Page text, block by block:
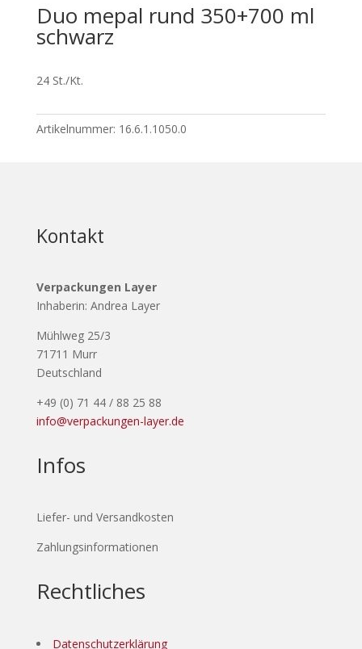
Duo mepal rund 350+700 ml
schwarz
24 St./Kt.
Artikelnummer: 16.6.1.1050.0
Kontakt
Verpackungen Layer
Inhaberin: Andrea Layer
Mühlweg 25/3
71711 Murr
Deutschland
+49 (0) 71 44 / 88 25 88
info@verpackungen-layer.de
Infos
Liefer- und Versandkosten
Zahlungsinformationen
Rechtliches
Datenschutzerklärung